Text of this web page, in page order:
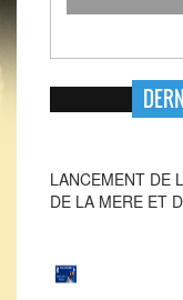
LANCEMENT DE
DE LA MERE ET